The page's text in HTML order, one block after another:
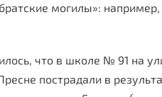
могилы»:
что в школе № 91 на
пострадали в